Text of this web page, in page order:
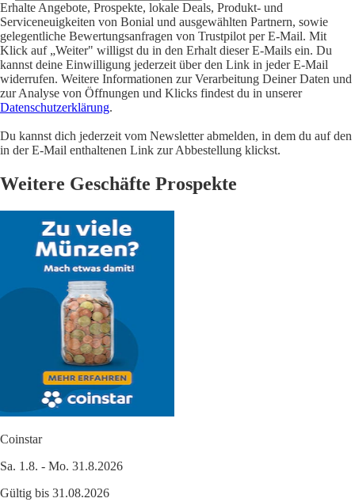
Erhalte Angebote, Prospekte, lokale Deals, Produkt- und
Serviceneuigkeiten von Bonial und ausgewählten Partnern, sowie
gelegentliche Bewertungsanfragen von Trustpilot per E-Mail. Mit
Klick auf „Weiter" willigst du in den Erhalt dieser E-Mails ein. Du
kannst deine Einwilligung jederzeit über den Link in jeder E-Mail
widerrufen. Weitere Informationen zur Verarbeitung Deiner Daten und
zur Analyse von Öffnungen und Klicks findest du in unserer
Datenschutzerklärung.
Du kannst dich jederzeit vom Newsletter abmelden, in dem du auf den
in der E-Mail enthaltenen Link zur Abbestellung klickst.
Weitere Geschäfte Prospekte
Coinstar
Sa. 1.8. - Mo. 31.8.2026
Gültig bis 31.08.2026